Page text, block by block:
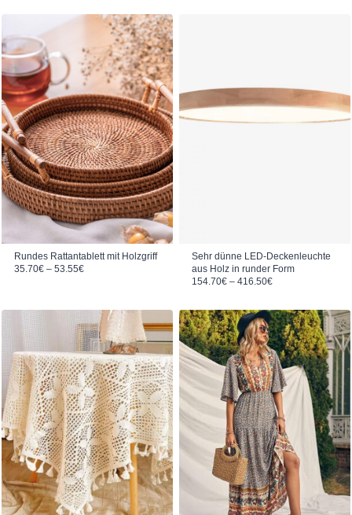
Rundes Rattantablett mit Holzgriff
35.70€ – 53.55€Preisspanne: 35.70€ bis 53.55€
Sehr dünne LED-Deckenleuchte
aus Holz in runder Form
154.70€ – 416.50€Preisspanne: 154.70€ bis 416.50€